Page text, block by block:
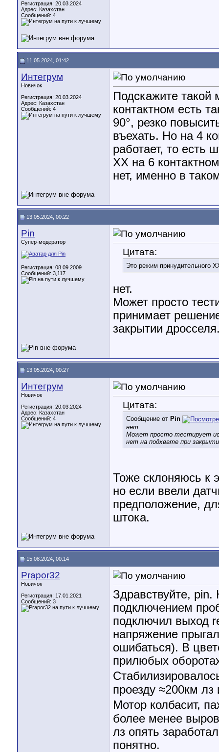
Регистрация: 20.03.2024
Адрес: Казахстан
Сообщений: 4
11.05.2024, 01:42
Интегрум
Новичок
Регистрация: 20.03.2024
Адрес: Казахстан
Сообщений: 4
Подскажите
контактном есть
90°, резко
въехать. Но на 4
работает, то есть
ХХ на 6
нет, именно в
13.05.2024, 00:22
Pin
Супер-модератор
Регистрация: 08.09.2009
Сообщений: 3,117
Цитата:
Это режим принудительного
нет.
Может просто
принимает
закрытии
13.05.2024, 00:27
Интегрум
Новичок
Регистрация: 20.03.2024
Адрес: Казахстан
Сообщений: 4
Цитата:
Сообщение от Pin
нет.
Может просто тестирует
нет на подхвате при
Тоже склоняюсь к
но если ввели
предположение,
штока.
15.08.2024, 00:14
Prapor32
Новичок
Регистрация: 17.01.2021
Сообщений: 3
Здравствуйте,
подключением
подключил выход
напряжение
ошибаться). В
прилюбых
проезду ≈200км
Мотор колбасит,
более менее
лз опять
понятно.